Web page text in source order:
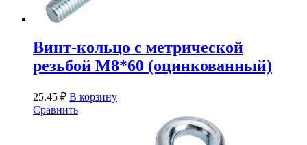
Винт-кольцо с метрической
резьбой М8*60 (оцинкованный)
25.45 ₽ В корзину
Сравнить